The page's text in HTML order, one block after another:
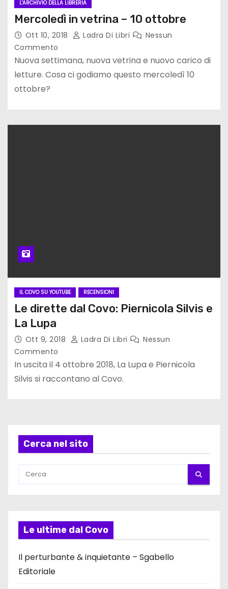
L'ARCHIVIO DELLA LIBRERIA
Mercoledì in vetrina – 10 ottobre
Ott 10, 2018 Ladra Di Libri
Nessun
Commento
Nuova settimana, nuova vetrina e nuovo carico di
letture. Cosa ci godiamo questo mercoledì 10
ottobre?
IL COVO SU YOUTUBE RECENSIONI
Le dirette dal Covo: Piernicola Silvis e
La Lupa
Ott 9, 2018 Ladra Di Libri
Nessun
Commento
In uscita il 4 ottobre 2018, La Lupa e Piernicola
Silvis si raccontano al Covo.
Cerca nel sito
Le ultime dal Covo
Il perturbante & inquietante – Sgabello
Editoriale